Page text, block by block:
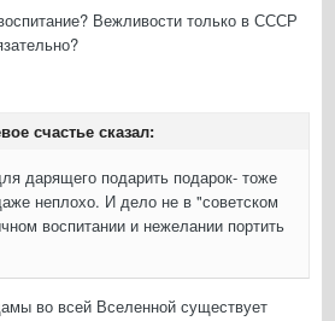
Вежливости только в СССР
счастье сказал:
дарящего подарить подарок- тоже
неплохо. И дело не в "советском
воспитании и нежелании портить
во всей Вселенной существует